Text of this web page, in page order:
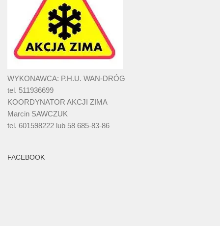
WYKONAWCA: P.H.U. WAN-DRÓG
tel. 511936699
KOORDYNATOR AKCJI ZIMA
Marcin SAWCZUK
tel. 601598222 lub 58 685-83-86
FACEBOOK